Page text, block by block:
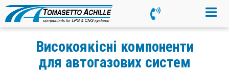
Високоякісні компоненти
для автогазових систем